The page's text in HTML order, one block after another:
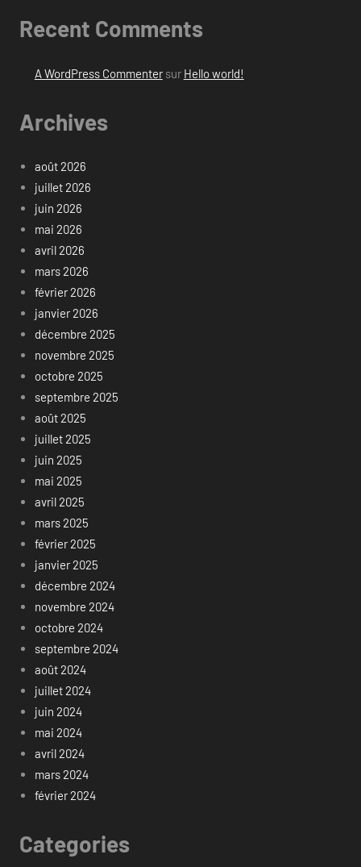
Recent Comments
A WordPress Commentersur Hello world!
Archives
août 2026
juillet 2026
juin 2026
mai 2026
avril 2026
mars 2026
février 2026
janvier 2026
décembre 2025
novembre 2025
octobre 2025
septembre 2025
août 2025
juillet 2025
juin 2025
mai 2025
avril 2025
mars 2025
février 2025
janvier 2025
décembre 2024
novembre 2024
octobre 2024
septembre 2024
août 2024
juillet 2024
juin 2024
mai 2024
avril 2024
mars 2024
février 2024
Categories